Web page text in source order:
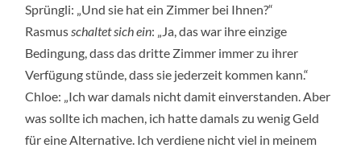
Sprüngli: „Und sie hat ein Zimmer bei Ihnen?“
Rasmus schaltet sich ein: „Ja, das war ihre einzige
Bedingung, dass das dritte Zimmer immer zu ihrer
Verfügung stünde, dass sie jederzeit kommen kann.“
Chloe: „Ich war damals nicht damit einverstanden. Aber
was sollte ich machen, ich hatte damals zu wenig Geld
für eine Alternative. Ich verdiene nicht viel in meinem